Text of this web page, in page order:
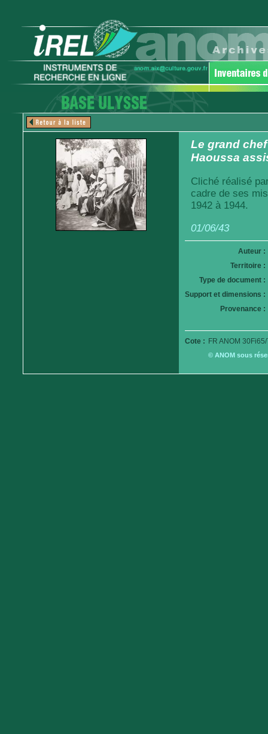
Le grand
Haoussa
Cliché réalisé
cadre de ses
1942 à 1944.
01/06/43
Auteur :
Territoire :
Type de document :
Support et dimensions :
Provenance :
Cote : FR ANOM
© ANOM sous